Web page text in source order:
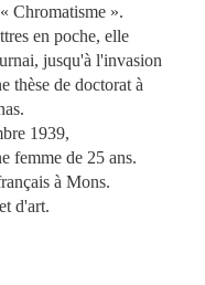
Chromatisme ».
en poche, elle
jusqu'à l'invasion
thèse de doctorat à
1939,
femme de 25 ans.
à Mons.
d'art.